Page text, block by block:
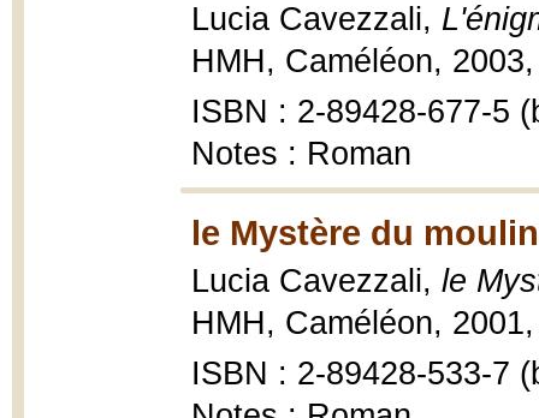
Lucia Cavezzali,
HMH, Caméléon,
ISBN : 2-89428-677-5
Notes : Roman
le Mystère du
Lucia Cavezzali, le
HMH, Caméléon,
ISBN : 2-89428-533-7